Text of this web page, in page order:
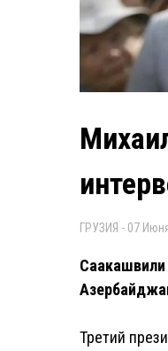
ГРУЗИЯ - 07
Саакашвили
Третий